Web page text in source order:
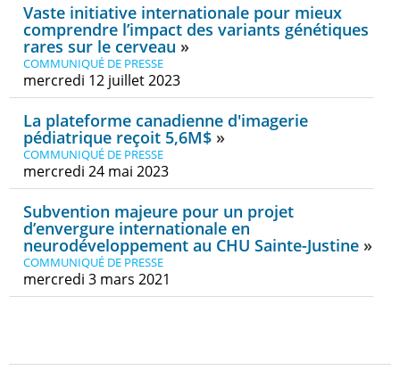
Vaste initiative internationale pour mieux
comprendre l’impact des variants génétiques
rares sur le cerveau
COMMUNIQUÉ DE PRESSE
mercredi 12 juillet 2023
La plateforme canadienne d'imagerie
pédiatrique reçoit 5,6M$
COMMUNIQUÉ DE PRESSE
mercredi 24 mai 2023
Subvention majeure pour un projet
d’envergure internationale en
neurodéveloppement au CHU Sainte-Justine
COMMUNIQUÉ DE PRESSE
mercredi 3 mars 2021